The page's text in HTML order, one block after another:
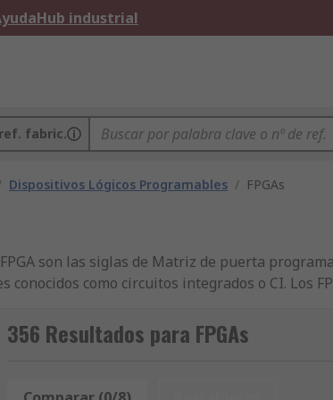
Hub industrial
fabric.
Dispositivos Lógicos Programables / FPGAs
FPGA son las siglas de Matriz de puerta
conocidos como circuitos integrados o CI. Los
Los CLB constan de tablas de búsqueda (LUT),
código en el FPGA. Matriz de conmutación
de programa y tiene elementos de
356 Resultados para FPGAs